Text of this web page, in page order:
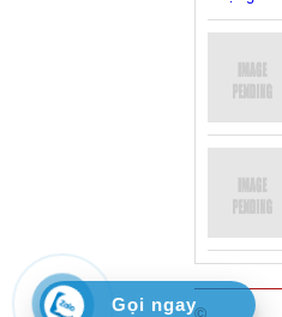
Gọi ngay